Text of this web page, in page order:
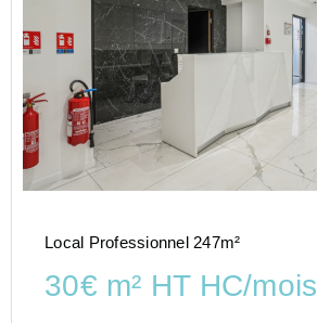
Local Professionnel 247m²
30€ m² HT HC/mois